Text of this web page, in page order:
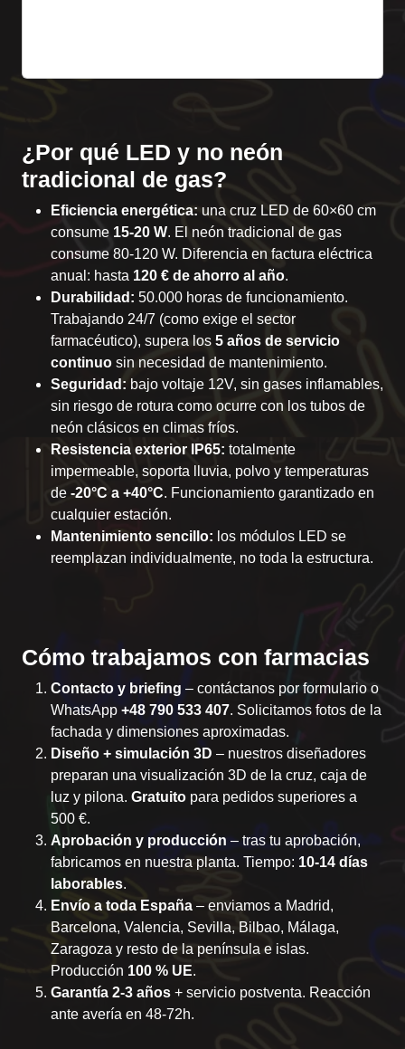
¿Por qué LED y no neón
tradicional de gas?
Eficiencia energética: una cruz LED de 60×60 cm
consume 15-20 W. El neón tradicional de gas
consume 80-120 W. Diferencia en factura eléctrica
anual: hasta 120 € de ahorro al año.
Durabilidad: 50.000 horas de funcionamiento.
Trabajando 24/7 (como exige el sector
farmacéutico), supera los 5 años de servicio
continuo sin necesidad de mantenimiento.
Seguridad: bajo voltaje 12V, sin gases inflamables,
sin riesgo de rotura como ocurre con los tubos de
neón clásicos en climas fríos.
Resistencia exterior IP65: totalmente
impermeable, soporta lluvia, polvo y temperaturas
de -20°C a +40°C. Funcionamiento garantizado en
cualquier estación.
Mantenimiento sencillo: los módulos LED se
reemplazan individualmente, no toda la estructura.
Cómo trabajamos con farmacias
Contacto y briefing – contáctanos por formulario o
WhatsApp +48 790 533 407. Solicitamos fotos de la
fachada y dimensiones aproximadas.
Diseño + simulación 3D – nuestros diseñadores
preparan una visualización 3D de la cruz, caja de
luz y pilona. Gratuito para pedidos superiores a
500 €.
Aprobación y producción – tras tu aprobación,
fabricamos en nuestra planta. Tiempo: 10-14 días
laborables.
Envío a toda España – enviamos a Madrid,
Barcelona, Valencia, Sevilla, Bilbao, Málaga,
Zaragoza y resto de la península e islas.
Producción 100 % UE.
Garantía 2-3 años + servicio postventa. Reacción
ante avería en 48-72h.